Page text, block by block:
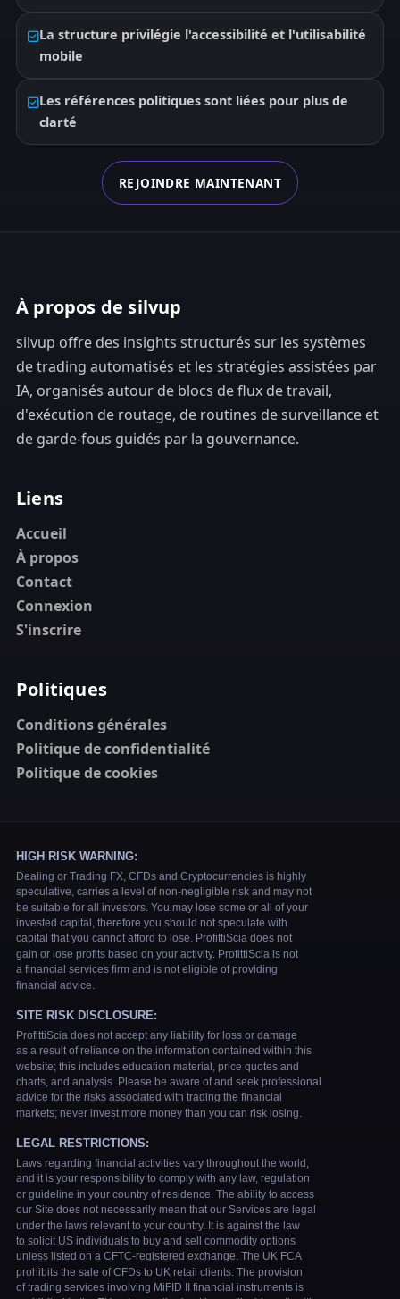
La structure privilégie l'accessibilité et l'utilisabilité
mobile
Les références politiques sont liées pour plus de
clarté
REJOINDRE MAINTENANT
À propos de silvup
silvup offre des insights structurés sur les systèmes
de trading automatisés et les stratégies assistées par
IA, organisés autour de blocs de flux de travail,
d'exécution de routage, de routines de surveillance et
de garde-fous guidés par la gouvernance.
Liens
Accueil
À propos
Contact
Connexion
S'inscrire
Politiques
Conditions générales
Politique de confidentialité
Politique de cookies